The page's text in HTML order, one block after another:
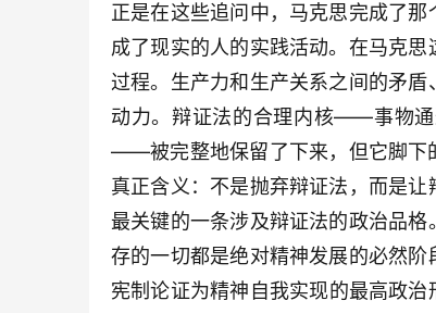
正是在这些追问中，马克思完成了
成了现实的人的实践活动。在马克
过程。生产力和生产关系之间的矛
动力。辩证法的合理内核——事物通
——被完整地保留了下来，但它脚下
真正含义：不是抛弃辩证法，而是
最关键的一条涉及辩证法的政治品
存的一切都是绝对精神发展的必然
宪制论证为精神自我实现的最高政